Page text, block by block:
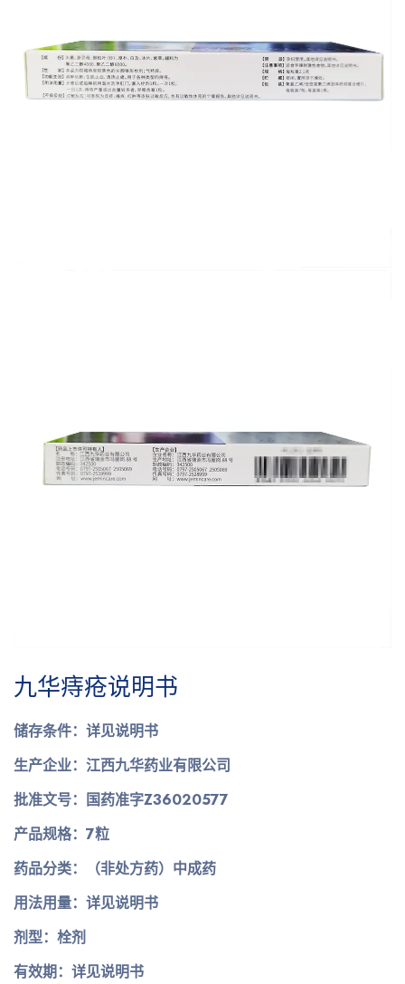
九华痔疮说明书
储存条件：详见说明书
生产企业：江西九华药业有限公司
批准文号：国药准字Z36020577
产品规格：7粒
药品分类：（非处方药）中成药
用法用量：详见说明书
剂型：栓剂
有效期：详见说明书